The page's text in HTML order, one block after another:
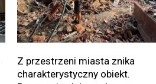
Z przestrzeni miasta znika
charakterystyczny obiekt.